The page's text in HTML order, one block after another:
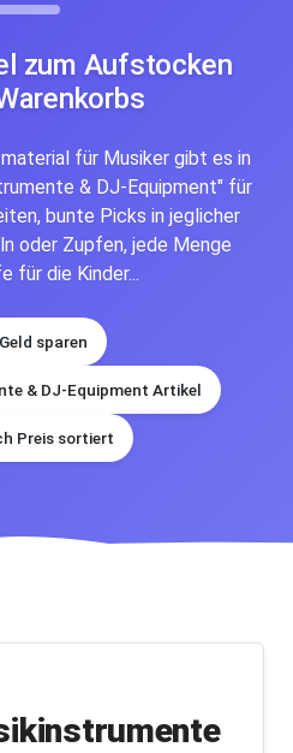
zum Aufstocken
für Musiker gibt es in
& DJ-Equipment" für
bunte Picks in jeglicher
oder Zupfen, jede Menge
für die Kinder...
Geld sparen
& DJ-Equipment Artikel
Preis sortiert